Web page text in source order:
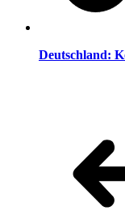
Deutschland: